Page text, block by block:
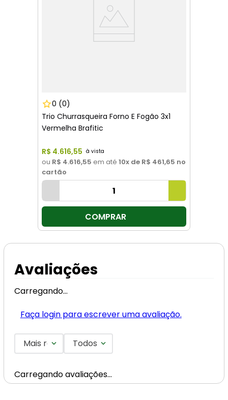
0 (0)
Trio Churrasqueira Forno E Fogão 3x1
Vermelha Brafitic
R$ 4.616,55
ou R$ 4.616,55 em até 10x de R$ 461,65 no
cartão
COMPRAR
Avaliações
Carregando…
Faça login para escrever uma avaliação.
Mais recentesTodos
Carregando avaliações…